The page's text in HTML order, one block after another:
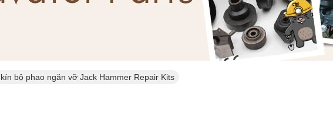
bộ phao ngăn vỡ Jack Hammer Repair Kits